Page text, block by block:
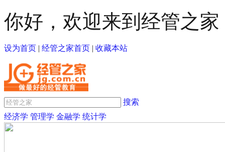
你好，欢迎来到经管之家
设为首页 | 经管之家首页 | 收藏本站
搜索
经济学 管理学 金融学 统计学